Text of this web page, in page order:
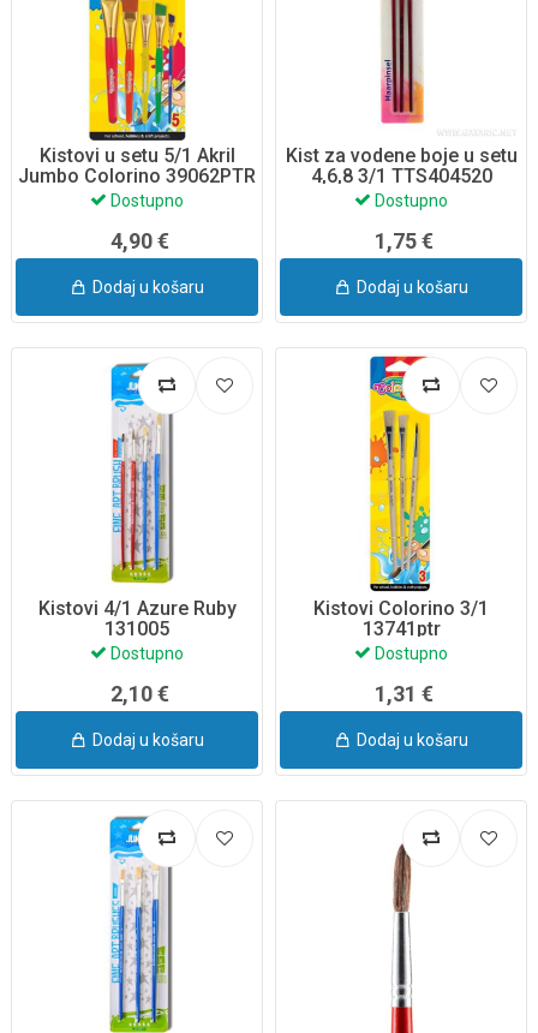
Kistovi u setu 5/1 Akril
Jumbo Colorino 39062PTR
Dostupno
4,90 €
Dodaj u košaru
Kist za vodene boje u setu
4,6,8 3/1 TTS404520
Dostupno
1,75 €
Dodaj u košaru
Kistovi 4/1 Azure Ruby
131005
Dostupno
2,10 €
Dodaj u košaru
Kistovi Colorino 3/1
13741ptr
Dostupno
1,31 €
Dodaj u košaru